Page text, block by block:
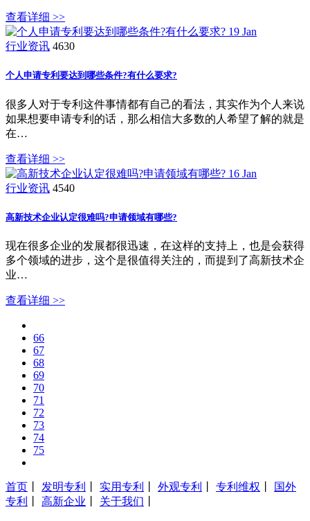
查看详细 >>
19 Jan
行业资讯 4630
个人申请专利要达到哪些条件?有什么要求?
很多人对于专利这件事情都有自己的看法，其实作为个人来说
如果想要申请专利的话，那么相信大多数的人希望了解的就是
在…
查看详细 >>
16 Jan
行业资讯 4540
高新技术企业认定很难吗?申请领域有哪些?
现在很多企业的发展都很迅速，在这样的支持上，也是会获得
多个领域的进步，这个是很值得关注的，而提到了高新技术企
业…
查看详细 >>
66
67
68
69
70
71
72
73
74
75
首页 发明专利 实用专利 外观专利 专利维权
国外
专利
高新企业 关于我们